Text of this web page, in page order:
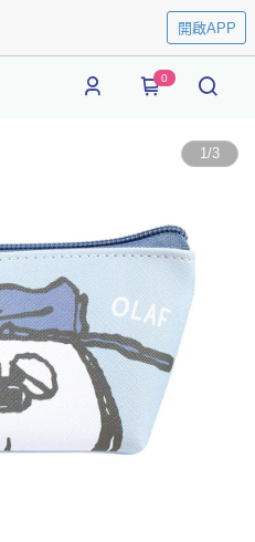
開啟APP
0
1/3